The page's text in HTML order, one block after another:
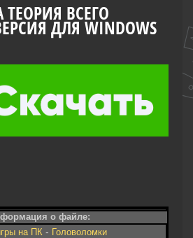
ТЕОРИЯ ВСЕГО
ДЛЯ WINDOWS
о файле:
на ПК - Головоломки‎